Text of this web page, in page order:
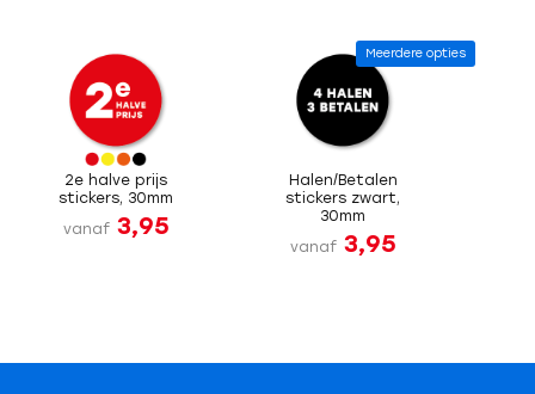
2e halve prijs
stickers, 30mm
vanaf 3,95
Meerdere opties
Halen/Betalen
stickers zwart,
30mm
vanaf 3,95